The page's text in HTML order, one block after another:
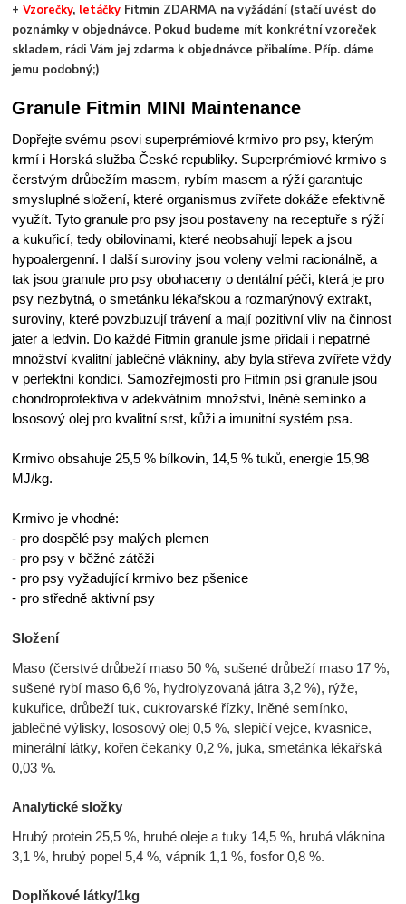
+Vzorečky, letáčky Fitmin ZDARMA na vyžádání (stačí uvést do
poznámky v objednávce. Pokud budeme mít konkrétní vzoreček
skladem, rádi Vám jej zdarma k objednávce přibalíme. Příp. dáme
jemu podobný;)
Granule Fitmin MINI Maintenance
Dopřejte svému psovi superprémiové krmivo pro psy, kterým
krmí i Horská služba České republiky. Superprémiové krmivo s
čerstvým drůbežím masem, rybím masem a rýží garantuje
smysluplné složení, které organismus zvířete dokáže efektivně
využít. Tyto granule pro psy jsou postaveny na receptuře s rýží
a kukuřicí, tedy obilovinami, které neobsahují lepek a jsou
hypoalergenní. I další suroviny jsou voleny velmi racionálně, a
tak jsou granule pro psy obohaceny o dentální péči, která je pro
psy nezbytná, o smetánku lékařskou a rozmarýnový extrakt,
suroviny, které povzbuzují trávení a mají pozitivní vliv na činnost
jater a ledvin. Do každé Fitmin granule jsme přidali i nepatrné
množství kvalitní jablečné vlákniny, aby byla střeva zvířete vždy
v perfektní kondici. Samozřejmostí pro Fitmin psí granule jsou
chondroprotektiva v adekvátním množství, lněné semínko a
lososový olej pro kvalitní srst, kůži a imunitní systém psa.
Krmivo obsahuje 25,5 % bílkovin, 14,5 % tuků, energie 15,98
MJ/kg.
Krmivo je vhodné:
- pro dospělé psy malých plemen
- pro psy v běžné zátěži
- pro psy vyžadující krmivo bez pšenice
- pro středně aktivní psy
Složení
Maso (čerstvé drůbeží maso 50 %, sušené drůbeží maso 17 %,
sušené rybí maso 6,6 %, hydrolyzovaná játra 3,2 %), rýže,
kukuřice, drůbeží tuk, cukrovarské řízky, lněné semínko,
jablečné výlisky, lososový olej 0,5 %, slepičí vejce, kvasnice,
minerální látky, kořen čekanky 0,2 %, juka, smetánka lékařská
0,03 %.
Analytické složky
Hrubý protein 25,5 %, hrubé oleje a tuky 14,5 %, hrubá vláknina
3,1 %, hrubý popel 5,4 %, vápník 1,1 %, fosfor 0,8 %.
Doplňkové látky/1kg